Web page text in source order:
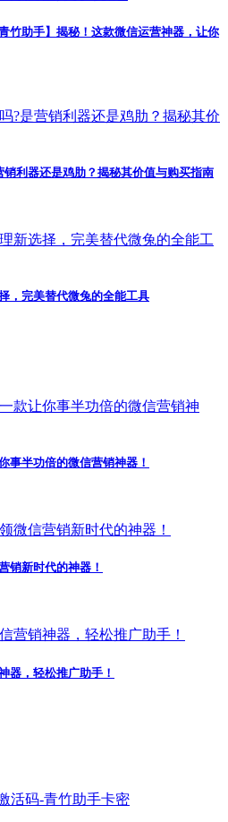
竹助手】揭秘！这款微信运营神器，让你
利器还是鸡肋？揭秘其价值与购买指南
，完美替代微兔的全能工具
事半功倍的微信营销神器！
销新时代的神器！
器，轻松推广助手！